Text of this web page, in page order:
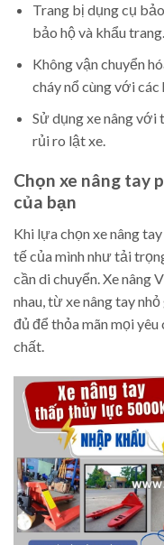
Trang bị dụng cụ
bảo hộ và khẩu trang.
Không vận chuyển
cháy nổ cùng với các
Sử dụng xe nâng
rủi ro lật xe.
Chọn xe nâng tay
của bạn
Khi lựa chọn xe nâng
tế của mình như tải
cần di chuyển. Xe nâng
nhau, từ xe nâng tay
đủ để thỏa mãn mọi
chất.